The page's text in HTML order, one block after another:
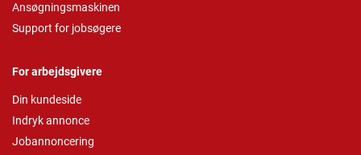
Ansøgningsmaskinen
Support for jobsøgere
For arbejdsgivere
Din kundeside
Indryk annonce
Jobannoncering